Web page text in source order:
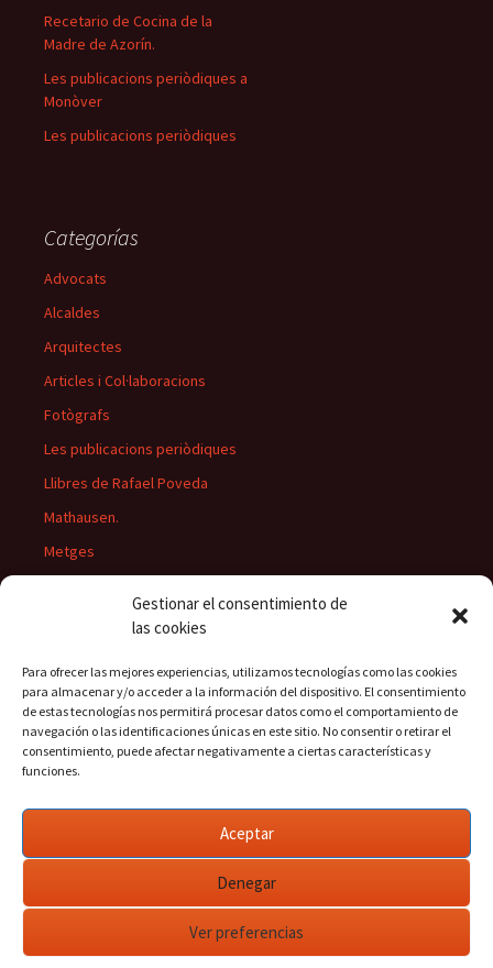
Gestionar el consentimiento de
las cookies
Para ofrecer las mejores experiencias, utilizamos tecnologías como las cookies
para almacenar y/o acceder a la información del dispositivo. El consentimiento
de estas tecnologías nos permitirá procesar datos como el comportamiento de
navegación o las identificaciones únicas en este sitio. No consentir o retirar el
consentimiento, puede afectar negativamente a ciertas características y
funciones.
Aceptar
Denegar
Ver preferencias
Recetario de Cocina de la
Madre de Azorín.
Les publicacions periòdiques a
Monòver
Les publicacions periòdiques
Categorías
Advocats
Alcaldes
Arquitectes
Articles i Col·laboracions
Fotògrafs
Les publicacions periòdiques
Llibres de Rafael Poveda
Mathausen.
Metges
Presidents del Casino
Rectors
Funciona gracias a WordPress